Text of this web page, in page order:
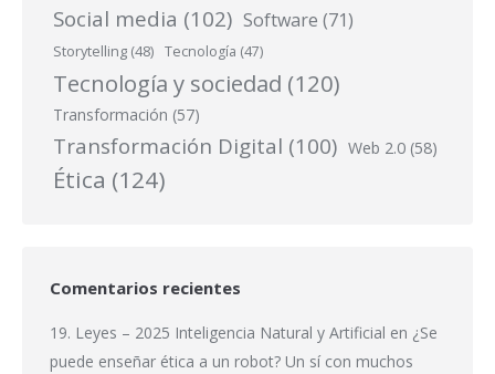
Social media (102) Software (71)
Storytelling (48) Tecnología (47)
Tecnología y sociedad (120)
Transformación (57)
Transformación Digital (100) Web 2.0 (58)
Ética (124)
Comentarios recientes
19. Leyes – 2025 Inteligencia Natural y Artificial en ¿Se
puede enseñar ética a un robot? Un sí con muchos